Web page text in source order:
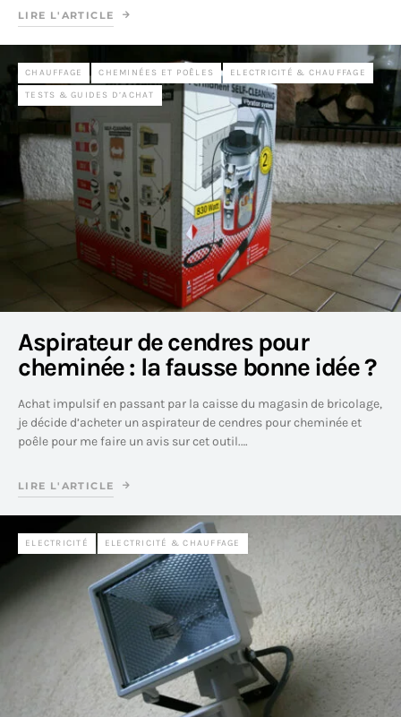
LIRE L'ARTICLE
CHAUFFAGE CHEMINÉES ET POÊLES ELECTRICITÉ & CHAUFFAGE
TESTS & GUIDES D’ACHAT
Aspirateur de cendres pour
cheminée : la fausse bonne idée ?
Achat impulsif en passant par la caisse du magasin de bricolage,
je décide d’acheter un aspirateur de cendres pour cheminée et
poêle pour me faire un avis sur cet outil.…
LIRE L'ARTICLE
ELECTRICITÉ ELECTRICITÉ & CHAUFFAGE